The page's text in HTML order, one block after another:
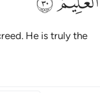
He is truly the